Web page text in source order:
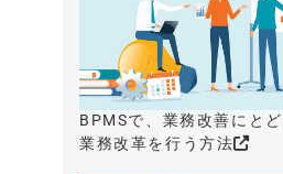
BPMSで、業務改善にとど
業務改革を行う方法